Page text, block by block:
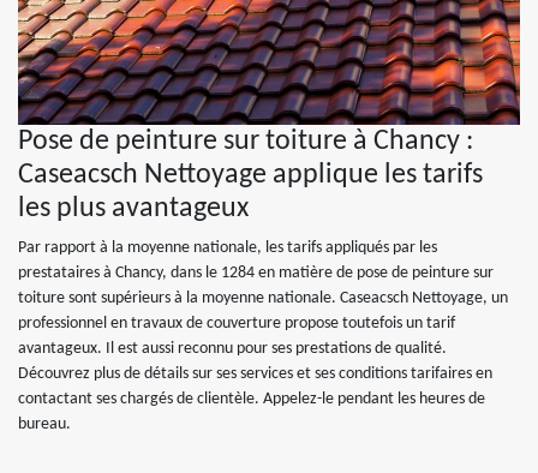
Pose de peinture sur toiture à Chancy :
Caseacsch Nettoyage applique les tarifs
les plus avantageux
Par rapport à la moyenne nationale, les tarifs appliqués par les
prestataires à Chancy, dans le 1284 en matière de pose de peinture sur
toiture sont supérieurs à la moyenne nationale. Caseacsch Nettoyage, un
professionnel en travaux de couverture propose toutefois un tarif
avantageux. Il est aussi reconnu pour ses prestations de qualité.
Découvrez plus de détails sur ses services et ses conditions tarifaires en
contactant ses chargés de clientèle. Appelez-le pendant les heures de
bureau.